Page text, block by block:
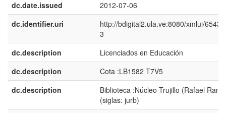
dc.date.issued
2012-07-06
dc.identifier.uri
http://bdigital2.ula.ve:8080/xmlui/
3
dc.description
Licenciados en Educación
dc.description
Cota :LB1582 T7V5
dc.description
Biblioteca :Núcleo Trujillo (Rafael
(siglas: jurb)